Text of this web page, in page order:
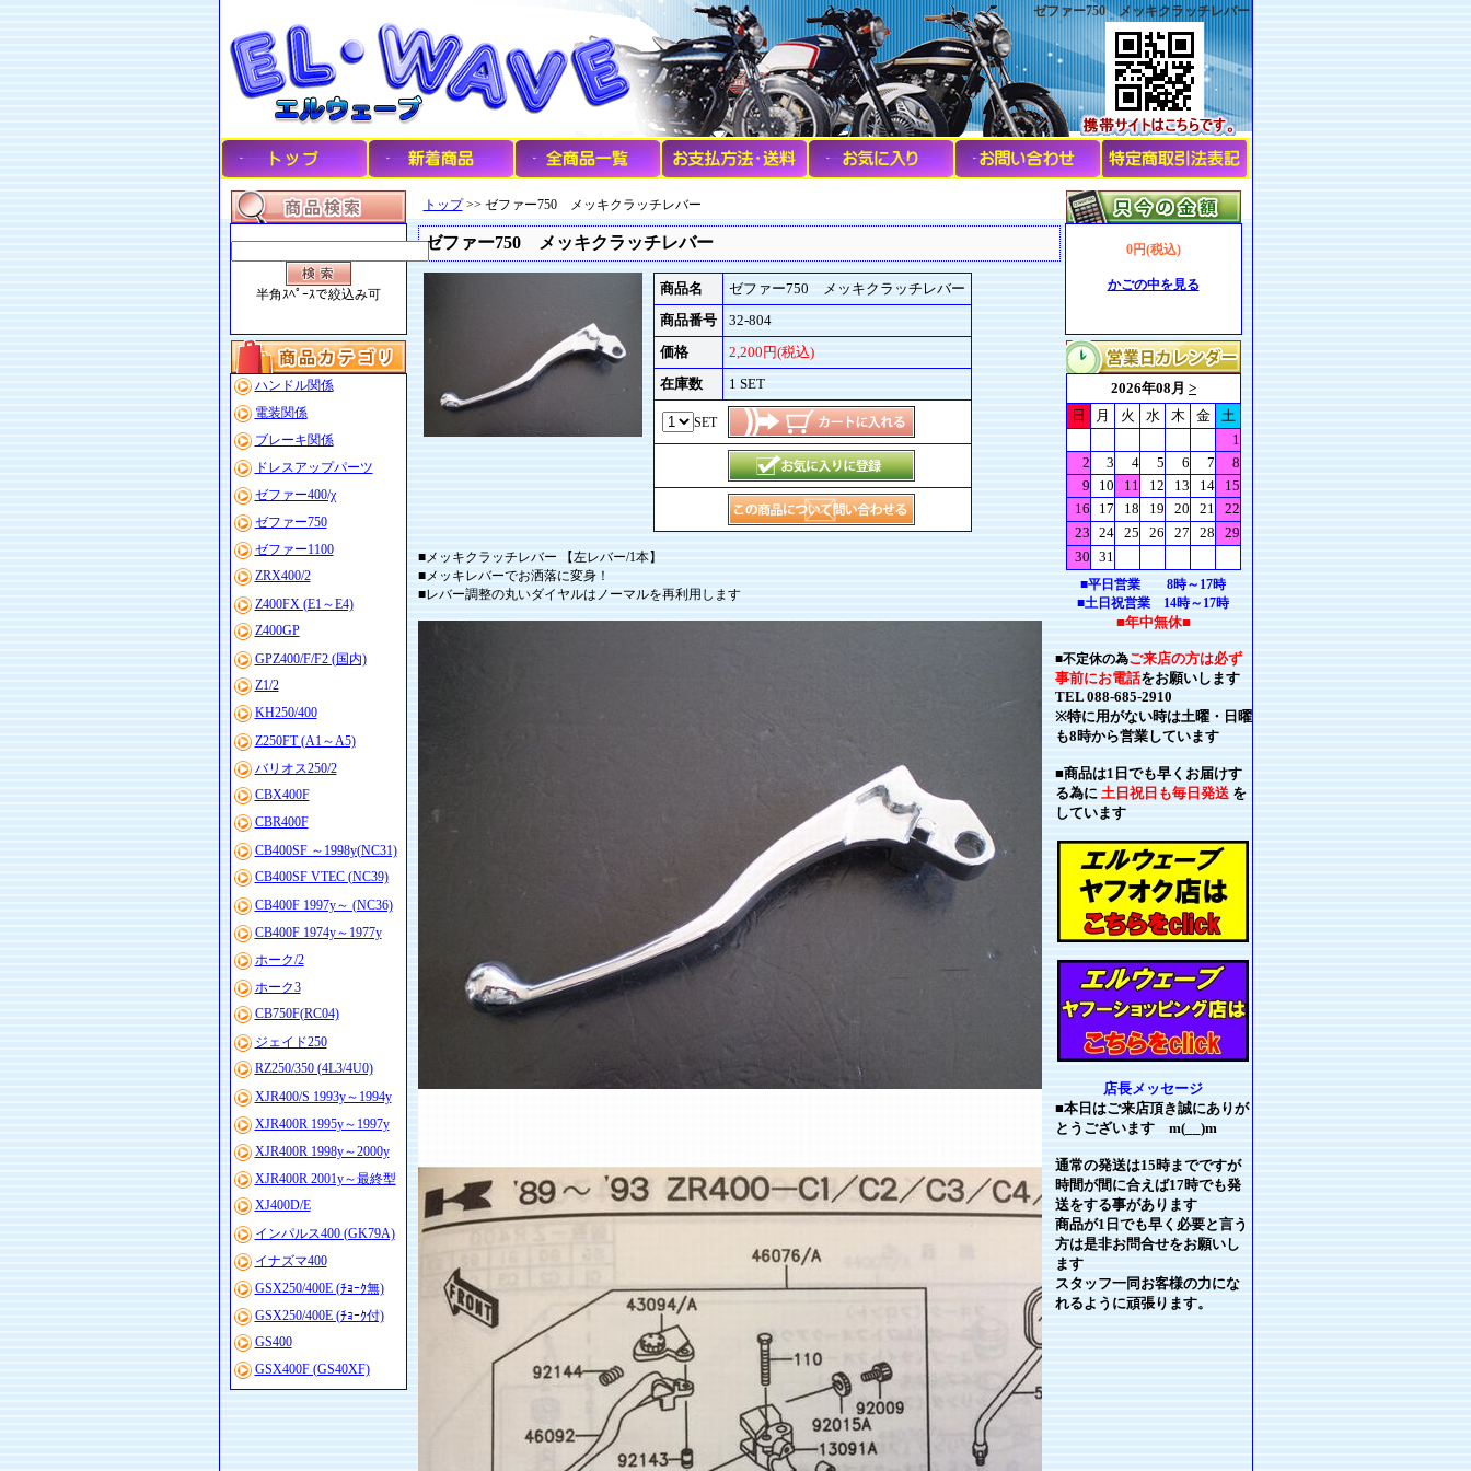
ゼファー750 メッキクラッチレバー
半角ｽﾍﾟｰｽで絞込み可
ハンドル関係
電装関係
ブレーキ関係
ドレスアップパーツ
ゼファー400/χ
ゼファー750
ゼファー1100
ZRX400/2
Z400FX (E1～E4)
Z400GP
GPZ400/F/F2 (国内)
Z1/2
KH250/400
Z250FT (A1～A5)
バリオス250/2
CBX400F
CBR400F
CB400SF ～1998y(NC31)
CB400SF VTEC (NC39)
CB400F 1997y～ (NC36)
CB400F 1974y～1977y
ホーク/2
ホーク3
CB750F(RC04)
ジェイド250
RZ250/350 (4L3/4U0)
XJR400/S 1993y～1994y
XJR400R 1995y～1997y
XJR400R 1998y～2000y
XJR400R 2001y～最終型
XJ400D/E
インパルス400 (GK79A)
イナズマ400
GSX250/400E (ﾁｮｰｸ無)
GSX250/400E (ﾁｮｰｸ付)
GS400
GSX400F (GS40XF)
トップ>> ゼファー750 メッキクラッチレバー
ゼファー750 メッキクラッチレバー
商品名
ゼファー750 メッキクラッチレバー
商品番号
32-804
価格
2,200円(税込)
在庫数
1 SET
SET
■メッキクラッチレバー 【左レバー/1本】
■メッキレバーでお洒落に変身！
■レバー調整の丸いダイヤルはノーマルを再利用します
0円(税込)
かごの中を見る
■平日営業 8時～17時
■土日祝営業 14時～17時
■年中無休■
■不定休の為ご来店の方は必ず
事前にお電話をお願いします
TEL 088-685-2910
※特に用がない時は土曜・日曜
も8時から営業しています
■商品は1日でも早くお届けす
る為に 土日祝日も毎日発送 を
しています
店長メッセージ
■本日はご来店頂き誠にありが
とうございます m(__)m
通常の発送は15時までですが
時間が間に合えば17時でも発
送をする事があります
商品が1日でも早く必要と言う
方は是非お問合せをお願いし
ます
スタッフ一同お客様の力にな
れるように頑張ります。